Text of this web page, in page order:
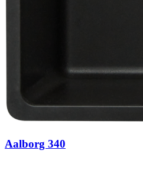
Aalborg 340